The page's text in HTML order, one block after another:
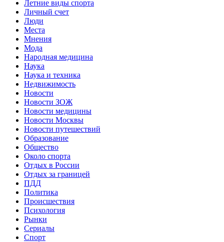
Летние виды спорта
Личный счет
Люди
Места
Мнения
Мода
Народная медицина
Наука
Наука и техника
Недвижимость
Новости
Новости ЗОЖ
Новости медицины
Новости Москвы
Новости путешествий
Образование
Общество
Около спорта
Отдых в России
Отдых за границей
ПДД
Политика
Происшествия
Психология
Рынки
Сериалы
Спорт